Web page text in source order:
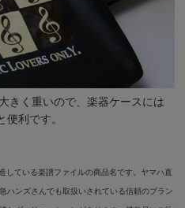
きく重いので、楽器ケースには
便利です。
している楽譜ファイルの商品名です。ヤマハ直
ハンズさんでも取扱いされている信頼のブラン